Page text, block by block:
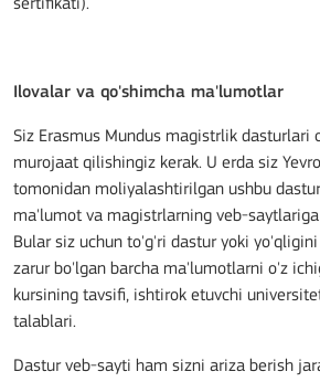
sertifikati).
Ilovalar va qo'shimcha ma'lumotlar
Siz Erasmus Mundus magistrlik dasturlari
murojaat qilishingiz kerak. U erda siz
tomonidan moliyalashtirilgan ushbu
ma'lumot va magistrlarning veb-
Bular siz uchun to'g'ri dastur yoki
zarur bo'lgan barcha ma'lumotlarni o'z
kursining tavsifi, ishtirok etuvchi
talablari.
Dastur veb-sayti ham sizni ariza berish